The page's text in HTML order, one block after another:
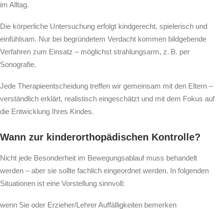
im Alltag.
Die körperliche Untersuchung erfolgt kindgerecht, spielerisch und
einfühlsam. Nur bei begründetem Verdacht kommen bildgebende
Verfahren zum Einsatz – möglichst strahlungsarm, z. B. per
Sonografie.
Jede Therapieentscheidung treffen wir gemeinsam mit den Eltern –
verständlich erklärt, realistisch eingeschätzt und mit dem Fokus auf
die Entwicklung Ihres Kindes.
Wann zur kinderorthopädischen Kontrolle?
Nicht jede Besonderheit im Bewegungsablauf muss behandelt
werden – aber sie sollte fachlich eingeordnet werden. In folgenden
Situationen ist eine Vorstellung sinnvoll:
wenn Sie oder Erzieher/Lehrer Auffälligkeiten bemerken